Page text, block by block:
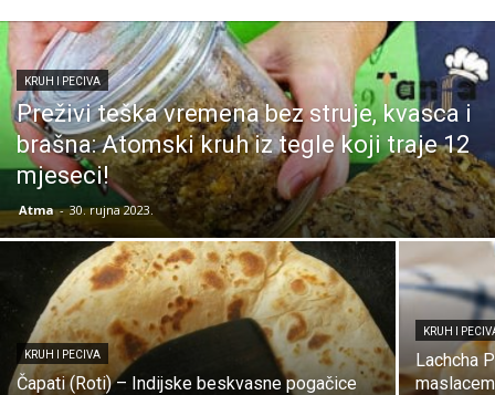
KRUH I PECIVA
Preživi teška vremena bez struje, kvasca i
brašna: Atomski kruh iz tegle koji traje 12
mjeseci!
Atma - 30. rujna 2023.
KRUH I PECIVA
Čapati (Roti) – Indijske beskvasne pogačice
KRUH I
Lachcha
maslacem